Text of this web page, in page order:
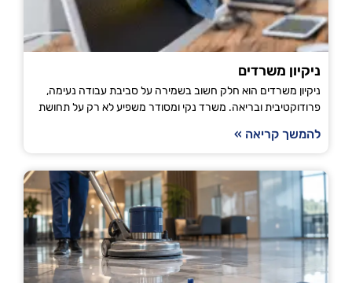
ניקיון משרדים
ניקיון משרדים הוא חלק חשוב בשמירה על סביבת עבודה נעימה,
פרודוקטיבית ובריאה. משרד נקי ומסודר משפיע לא רק על תחושת
להמשך קריאה »